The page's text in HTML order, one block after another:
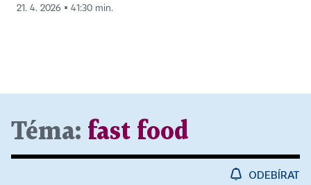
21. 4. 2026 ▪ 41:30 min.
Téma: fast food
ODEBÍRAT